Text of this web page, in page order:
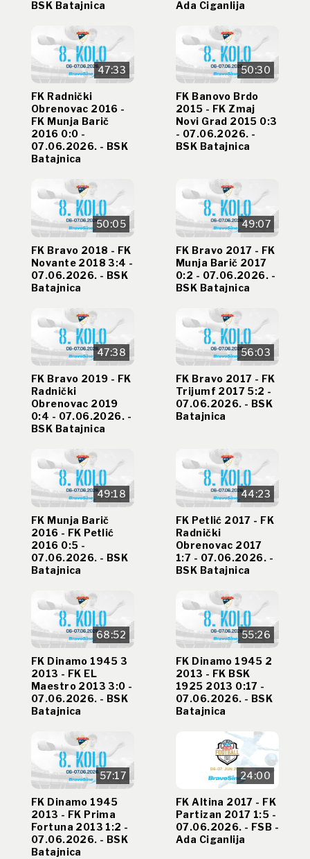
BSK Batajnica Ada Ciganlija
47:33
FK Radnički
Obrenovac 2016 -
FK Munja Barič
2016 0:0 -
07.06.2026. - BSK
Batajnica
50:30
FK Banovo Brdo
2015 - FK Zmaj
Novi Grad 2015 0:3
- 07.06.2026. -
BSK Batajnica
50:05
FK Bravo 2018 - FK
Novante 2018 3:4 -
07.06.2026. - BSK
Batajnica
49:07
FK Bravo 2017 - FK
Munja Barič 2017
0:2 - 07.06.2026. -
BSK Batajnica
47:38
FK Bravo 2019 - FK
Radnički
Obrenovac 2019
0:4 - 07.06.2026. -
BSK Batajnica
56:03
FK Bravo 2017 - FK
Trijumf 2017 5:2 -
07.06.2026. - BSK
Batajnica
49:18
FK Munja Barič
2016 - FK Petlić
2016 0:5 -
07.06.2026. - BSK
Batajnica
44:23
FK Petlić 2017 - FK
Radnički
Obrenovac 2017
1:7 - 07.06.2026. -
BSK Batajnica
68:52
FK Dinamo 1945 3
2013 - FK EL
Maestro 2013 3:0 -
07.06.2026. - BSK
Batajnica
55:26
FK Dinamo 1945 2
2013 - FK BSK
1925 2013 0:17 -
07.06.2026. - BSK
Batajnica
57:17
FK Dinamo 1945
2013 - FK Prima
Fortuna 2013 1:2 -
07.06.2026. - BSK
Batajnica
24:00
FK Altina 2017 - FK
Partizan 2017 1:5 -
07.06.2026. - FSB -
Ada Ciganlija